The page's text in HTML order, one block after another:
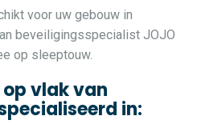
voor uw gebouw in
beveiligingsspecialist JOJO
op sleeptouw.
vlak van
in: